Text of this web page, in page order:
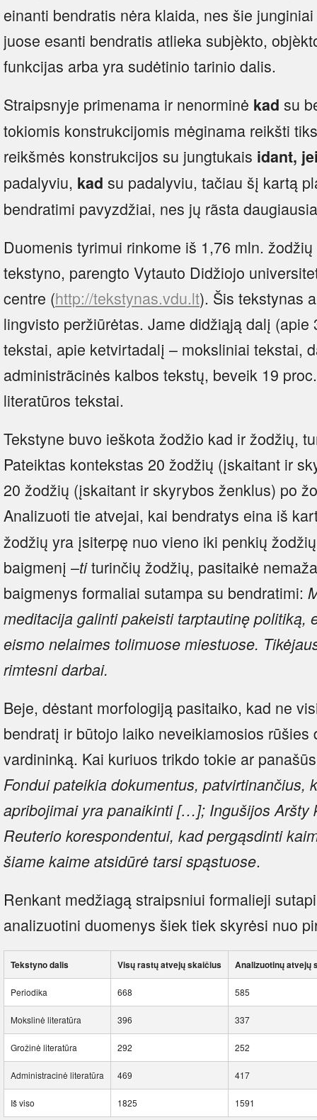
einanti bendratis nėra klaida, nes šie
juose esanti bendratis atlieka subjèkto,
funkcijas arba yra sudėtinio tarinio dalis.
Straipsnyje primenama ir nenorminė kad su
tokiomis konstrukcijomis mėginama reikšti
reikšmės konstrukcijos su jungtukais idant,
padalyviu, kad su padalyviu, tačiau šį kartą
bendratimi pavyzdžiai, nes jų rãsta
Duomenis tyrimui rinkome iš 1,76 mln.
tekstyno, parengto Vytauto Didžiojo
centre (http://tekstynas.vdu.lt). Šis tekstynas
lingvisto peržiūrėtas. Jame didžiąją dalį
tekstai, apie ketvirtadalį – moksliniai tekstai,
administrãcinės kalbos tekstų, beveik 19
literatūros tekstai.
Tekstyne buvo ieškota žodžio kad ir žodžių,
Pateiktas kontekstas 20 žodžių (įskaitant ir
20 žodžių (įskaitant ir skyrybos ženklus) po
Analizuoti tie atvejai, kai bendratys eina iš
žodžių yra įsiterpę nuo vieno iki penkių
baigmenį –titurinčių žodžių, pasitaikė
baigmenys formaliai sutampa su bendratimi:
meditacija galinti pakeisti tarptautinę politiką,
eismo nelaimes tolimuose miestuose.
rimtesni darbai.
Beje, dėstant morfologiją pasitaiko, kad ne
bendratį ir būtojo laiko neveikiamosios rūšies
vardininką. Kai kuriuos trikdo tokie ar
Fondui pateikia dokumentus, patvirtinančius,
apribojimai yra panaikinti […]; Ingušijos Aršty
Reuterio korespondentui, kad pergąsdinti
šiame kaime atsidūrė tarsi spąstuose.
Renkant medžiagą straipsniui formalieji
analizuotini duomenys šiek tiek skyrėsi nuo
Tekstyno dalis Visų rastų atvejų skaičius Analizuotinų atvejų
Periodika 668 585
Mokslinė literatūra 396 337
Grožinė literatūra 292 252
Administracinė literatūra 469 417
Iš viso 1825 1591